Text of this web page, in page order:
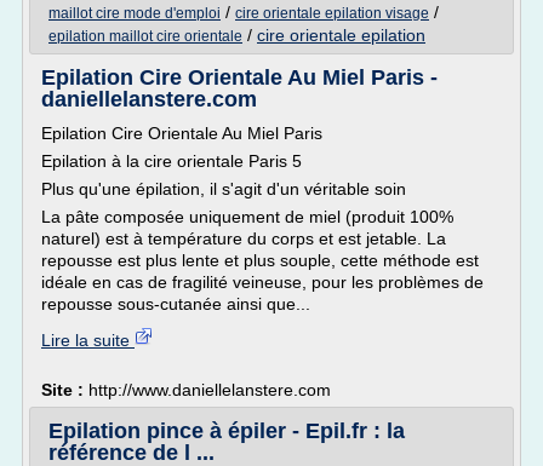
maillot cire mode d'emploi / cire orientale epilation visage /
epilation maillot cire orientale / cire orientale epilation
Epilation Cire Orientale Au Miel Paris -
daniellelanstere.com
Epilation Cire Orientale Au Miel Paris
Epilation à la cire orientale Paris 5
Plus qu'une épilation, il s'agit d'un véritable soin
La pâte composée uniquement de miel (produit 100%
naturel) est à température du corps et est jetable. La
repousse est plus lente et plus souple, cette méthode est
idéale en cas de fragilité veineuse, pour les problèmes de
repousse sous-cutanée ainsi que...
Lire la suite
Site : http://www.daniellelanstere.com
Epilation pince à épiler - Epil.fr : la
référence de l ...